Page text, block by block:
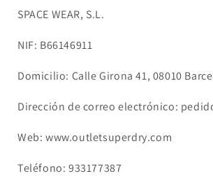
SPACE WEAR, S.L.
NIF: B66146911
Domicilio: Calle Girona 41, 08010
Dirección de correo electrónico:
Web: www.outletsuperdry.com
Teléfono: 933177387